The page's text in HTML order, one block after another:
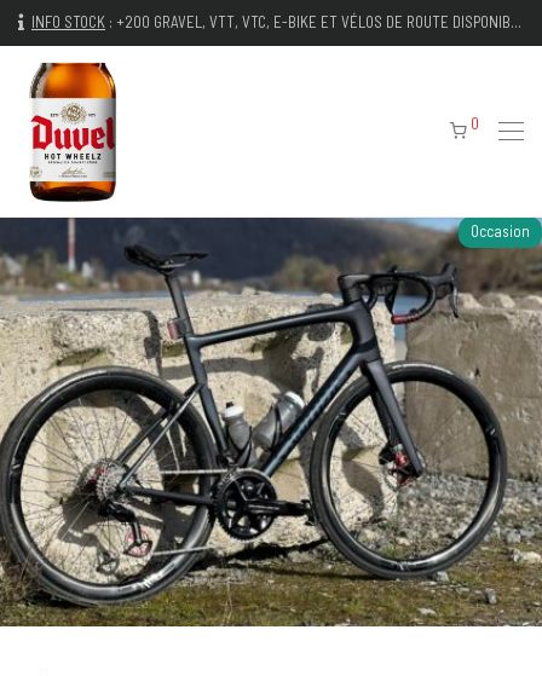
INFO STOCK : +200 GRAVEL, VTT, VTC, E-BIKE ET VÉLOS DE ROUTE DISPONIBLES IMMÉDIATEMENT
0
Occasion